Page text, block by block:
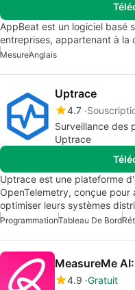
AppBeat est un logiciel basé
entreprises, appartenant à la
MesureAnglais
Uptrace
4.7
Surveillance des
Uptrace
Uptrace est une plateforme
OpenTelemetry, conçue
optimiser leurs systèmes
ProgrammationTableau De Bord
MeasureMe
4.9 Gratuit